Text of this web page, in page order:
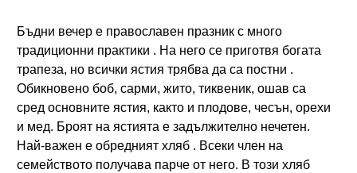
Бъдни вечер е православен празник с много
традиционни практики . На него се приготвя богата
трапеза, но всички ястия трябва да са постни .
Обикновено боб, сарми, жито, тиквеник, ошав са
сред основните ястия, както и плодове, чесън, орехи
и мед. Броят на ястията е задължително нечетен.
Най-важен е обредният хляб . Всеки член на
семейството получава парче от него. В този хляб